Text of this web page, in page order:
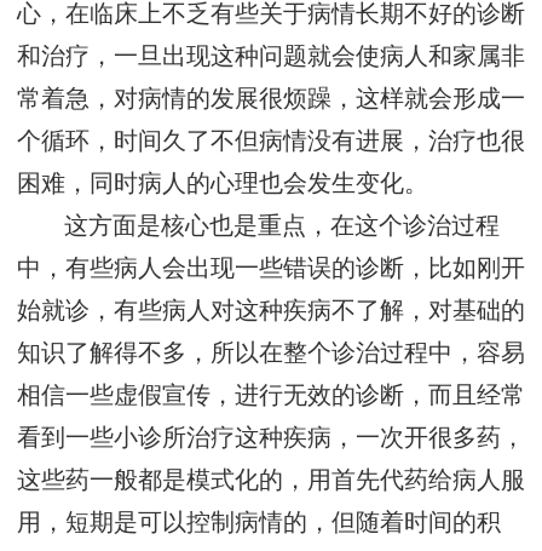
心，在临床上不乏有些关于病情长期不好的诊断
和治疗，一旦出现这种问题就会使病人和家属非
常着急，对病情的发展很烦躁，这样就会形成一
个循环，时间久了不但病情没有进展，治疗也很
困难，同时病人的心理也会发生变化。
这方面是核心也是重点，在这个诊治过程
中，有些病人会出现一些错误的诊断，比如刚开
始就诊，有些病人对这种疾病不了解，对基础的
知识了解得不多，所以在整个诊治过程中，容易
相信一些虚假宣传，进行无效的诊断，而且经常
看到一些小诊所治疗这种疾病，一次开很多药，
这些药一般都是模式化的，用首先代药给病人服
用，短期是可以控制病情的，但随着时间的积